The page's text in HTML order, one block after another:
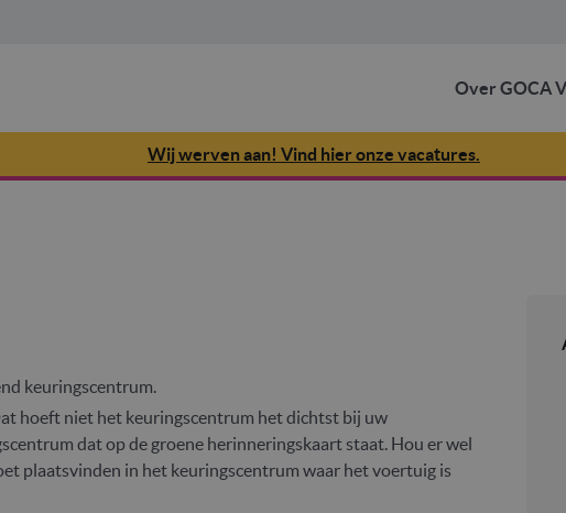
Over GOCA
Wij werven aan! Vind hier onze vacatures.
keuringscentrum.
hoeft niet het keuringscentrum het dichtst bij uw
dat op de groene herinneringskaart staat. Hou er wel
plaatsvinden in het keuringscentrum waar het voertuig is